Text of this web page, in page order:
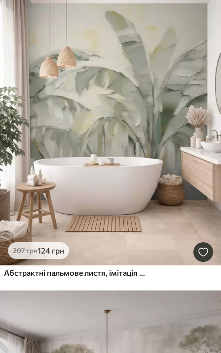
207грн124 грн
Абстрактні пальмове листя, імітація живопису